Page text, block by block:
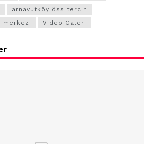
arnavutköy öss tercih
merkezi
Video Galeri